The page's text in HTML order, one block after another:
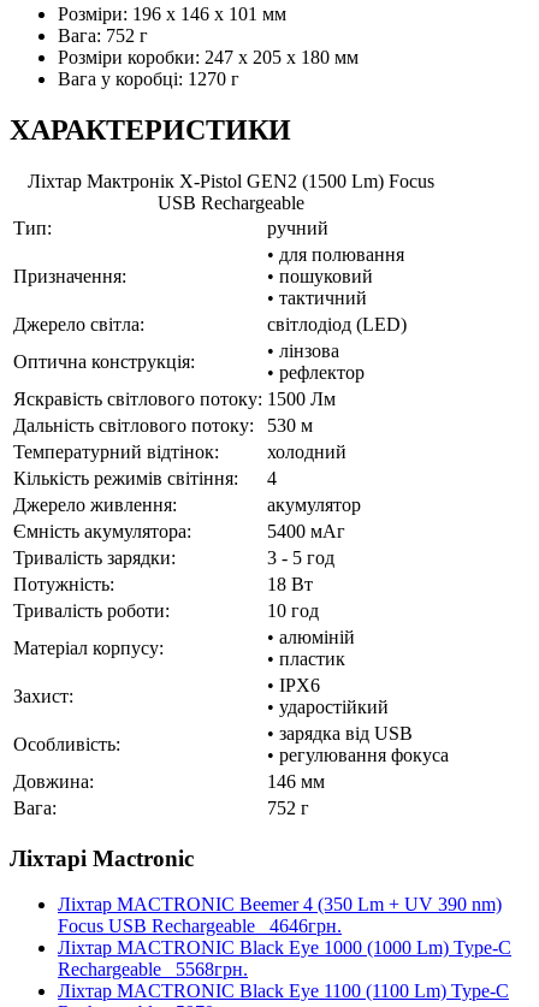
Розміри: 196 х 146 х 101 мм
Вага: 752 г
Розміри коробки: 247 x 205 x 180 мм
Вага у коробці: 1270 г
ХАРАКТЕРИСТИКИ
Ліхтар Мактронік X-Pistol GEN2 (1500 Lm) Focus
USB Rechargeable
Тип:
ручний
Призначення:
• для полювання
• пошуковий
• тактичний
Джерело світла:
світлодіод (LED)
Оптична конструкція:
• лінзова
• рефлектор
Яскравість світлового потоку: 1500 Лм
Дальність світлового потоку:
530 м
Температурний відтінок:
холодний
Кількість режимів світіння:
4
Джерело живлення:
акумулятор
Ємність акумулятора:
5400 мАг
Тривалість зарядки:
3 - 5 год
Потужність:
18 Вт
Тривалість роботи:
10 год
Матеріал корпусу:
• алюміній
• пластик
Захист:
• IPX6
• ударостійкий
Особливість:
• зарядка від USB
• регулювання фокуса
Довжина:
146 мм
Вага:
752 г
Ліхтарі Mactronic
Ліхтар MACTRONIC Beemer 4 (350 Lm + UV 390 nm)
Focus USB Rechargeable 4646грн.
Ліхтар MACTRONIC Black Eye 1000 (1000 Lm) Type-C
Rechargeable 5568грн.
Ліхтар MACTRONIC Black Eye 1100 (1100 Lm) Type-C